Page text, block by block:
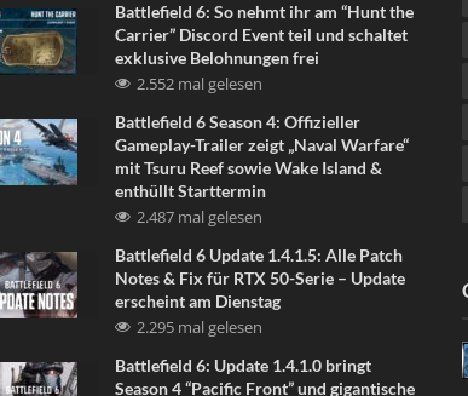
Battlefield 6: So nehmt ihr am “Hunt the
Carrier” Discord Event teil und schaltet
exklusive Belohnungen frei
2.552 mal gelesen
Battlefield 6 Season 4: Offizieller
Gameplay-Trailer zeigt „Naval Warfare“
mit Tsuru Reef sowie Wake Island &
enthüllt Starttermin
2.487 mal gelesen
Battlefield 6 Update 1.4.1.5: Alle Patch
Notes & Fix für RTX 50-Serie – Update
erscheint am Dienstag
2.295 mal gelesen
Battlefield 6: Update 1.4.1.0 bringt
Season 4 “Pacific Front” und gigantische